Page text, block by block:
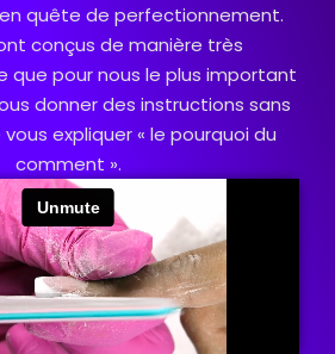
quête de perfectionnement.
conçus de manière très
que pour nous le plus important
donner des instructions sans
expliquer « le pourquoi du
comment ».